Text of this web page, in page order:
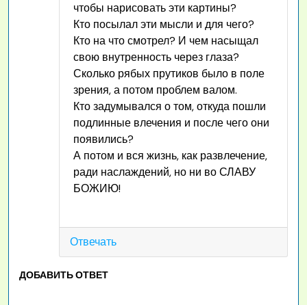
чтобы нарисовать эти картины?
Кто посылал эти мысли и для чего?
Кто на что смотрел? И чем насыщал
свою внутренность через глаза?
Сколько рябых прутиков было в поле
зрения, а потом проблем валом.
Кто задумывался о том, откуда пошли
подлинные влечения и после чего они
появились?
А потом и вся жизнь, как развлечение,
ради наслаждений, но ни во СЛАВУ
БОЖИЮ!
Отвечать
ДОБАВИТЬ ОТВЕТ